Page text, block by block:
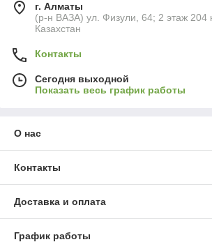
г. Алматы
(р-н ВАЗА) ул. Физули, 64; 2 этаж 204
Казахстан
Контакты
Сегодня выходной
Показать весь график работы
О нас
Контакты
Доставка и оплата
График работы